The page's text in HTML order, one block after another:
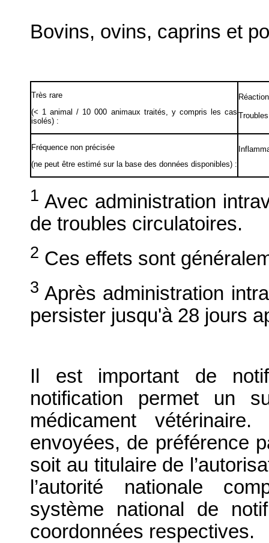
Bovins, ovins, caprins et
Très rare
(< 1 animal / 10 000 animaux traités, y compris les cas
isolés) :
Fréquence non précisée
(ne peut être estimé sur la base des données disponibles) :
1 Avec administration
de troubles circulatoires.
2 Ces effets sont
3 Après administration
persister jusqu'à 28 jours
Il est important de
notification permet un
médicament
envoyées, de préférence
soit au titulaire de
l’autorité nationale
système national de
coordonnées respectives.